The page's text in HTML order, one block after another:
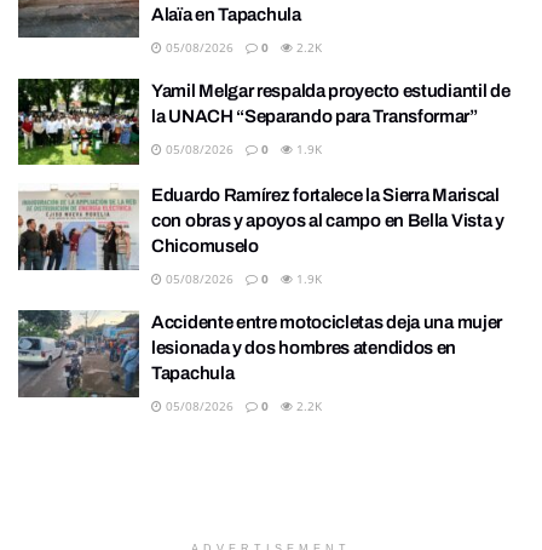
Alaïa en Tapachula
05/08/2026 0 2.2K
Yamil Melgar respalda proyecto estudiantil de
la UNACH “Separando para Transformar”
05/08/2026 0 1.9K
Eduardo Ramírez fortalece la Sierra Mariscal
con obras y apoyos al campo en Bella Vista y
Chicomuselo
05/08/2026 0 1.9K
Accidente entre motocicletas deja una mujer
lesionada y dos hombres atendidos en
Tapachula
05/08/2026 0 2.2K